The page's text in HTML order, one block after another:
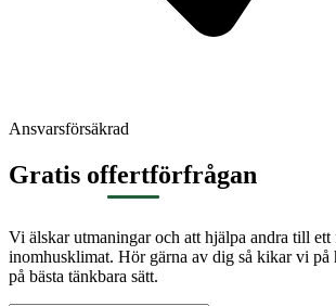
Ansvarsförsäkrad
Gratis offertförfrågan
Vi älskar utmaningar och att hjälpa andra till ett
inomhusklimat. Hör gärna av dig så kikar vi
på bästa tänkbara sätt.